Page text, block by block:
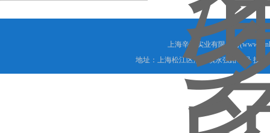
上海辛恪实业有限公司
地址：上海松江区泗泾镇永强路98号 技术